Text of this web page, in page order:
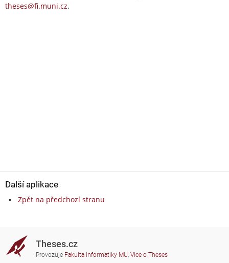
theses@fi.muni.cz.
Další aplikace
Zpět na předchozí stranu
Theses.cz
Provozuje Fakulta informatiky MU, Více o Theses